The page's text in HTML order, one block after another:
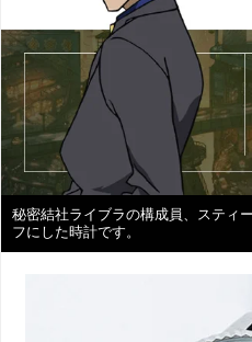
秘密結社ライブラの構成員、スティ
フにした時計です。